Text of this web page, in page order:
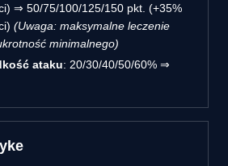
⇒ 50/75/100/125/150 pkt. (+35%
(Uwaga: maksymalne leczenie
minimalnego)
ataku: 20/30/40/50/60% ⇒